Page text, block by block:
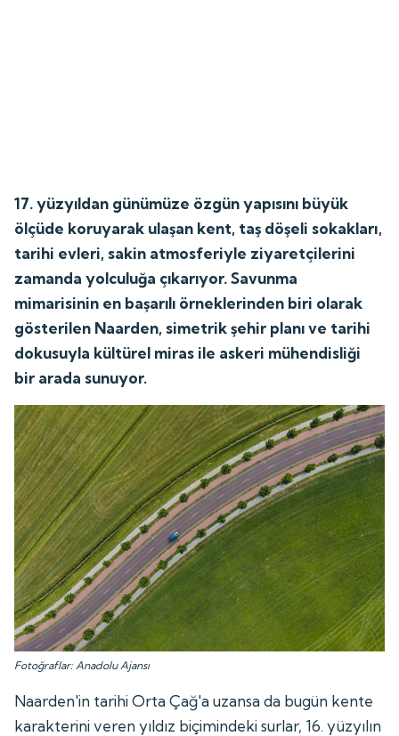
17. yüzyıldan günümüze özgün yapısını büyük
ölçüde koruyarak ulaşan kent, taş döşeli sokakları,
tarihi evleri, sakin atmosferiyle ziyaretçilerini
zamanda yolculuğa çıkarıyor. Savunma
mimarisinin en başarılı örneklerinden biri olarak
gösterilen Naarden, simetrik şehir planı ve tarihi
dokusuyla kültürel miras ile askeri mühendisliği
bir arada sunuyor.
Fotoğraflar: Anadolu Ajansı
Naarden'in tarihi Orta Çağ'a uzansa da bugün kente
karakterini veren yıldız biçimindeki surlar, 16. yüzyılın